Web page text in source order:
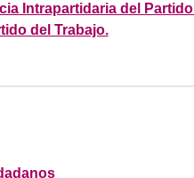
Intrapartidaria del
del Trabajo.